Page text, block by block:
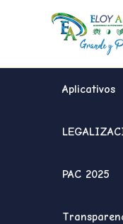
Aplicativos
PAC 2025